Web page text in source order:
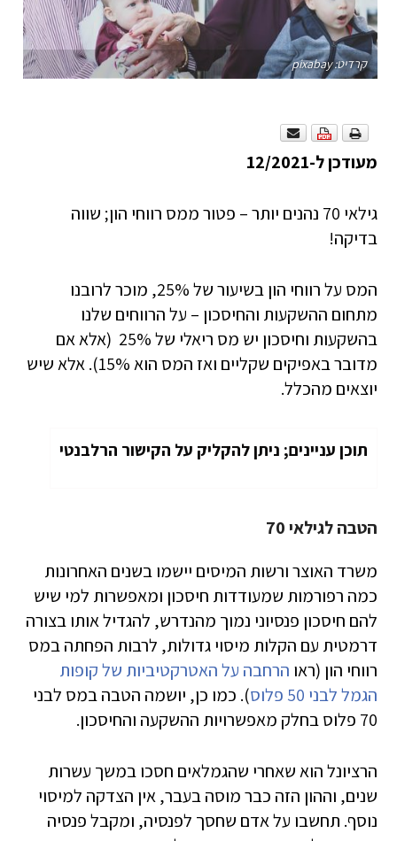
קרדיט: pixabay
מעודכן ל-12/2021
גילאי 70 נהנים יותר – פטור ממס רווחי הון; שווה
בדיקה!
המס על רווחי הון בשיעור של 25%, מוכר לרובנו
מתחום ההשקעות והחיסכון – על הרווחים שלנו
בהשקעות וחיסכון יש מס ריאלי של 25% (אלא אם
מדובר באפיקים שקליים ואז המס הוא 15%). אלא שיש
יוצאים מהכלל.
תוכן עניינים; ניתן להקליק על הקישור הרלבנטי
הטבה לגילאי 70
משרד האוצר ורשות המיסים יישמו בשנים האחרונות
כמה רפורמות שמעודדות חיסכון ומאפשרות למי שיש
להם חיסכון פנסיוני נמוך מהנדרש, להגדיל אותו בצורה
דרמטית עם הקלות מיסוי גדולות, לרבות הפחתה במס
רווחי הון (ראו הרחבה על האטרקטיביות של קופות
הגמל לבני 50 פלוס
). כמו כן, יושמה הטבה במס לבני
70 פלוס בחלק מאפשרויות ההשקעה והחיסכון.
הרציונל הוא שאחרי שהגמלאים חסכו במשך עשרות
שנים, וההון הזה כבר מוסה בעבר, אין הצדקה למיסוי
נוסף. תחשבו על אדם שחסך לפנסיה, ומקבל פנסיה